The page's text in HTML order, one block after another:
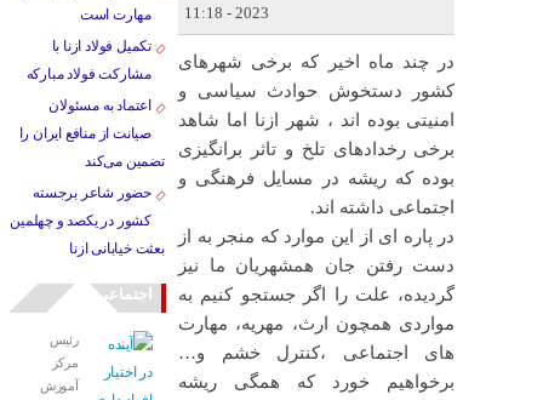
2023 - 11:18
در چند ماه اخیر که برخی شهرهای
کشور دستخوش حوادث سیاسی و
امنیتی بوده اند ، شهر ازنا اما شاهد
برخی رخدادهای تلخ و تاثر برانگیزی
بوده که ریشه در مسایل فرهنگی و
اجتماعی داشته اند.
در پاره ای از این موارد که منجر به از
دست رفتن جان همشهریان ما نیز
گردیده، علت را اگر جستجو کنیم به
مواردی همچون ارث، مهریه، مهارت
های اجتماعی ،کنترل خشم و…
برخواهیم خورد که همگی ریشه
مهارت است
تکمیل فولاد ازنا با
مشارکت فولاد مبارکه
اعتماد به مسئولان
صیانت از منافع ایران را
تضمین می‌کند
حضور شاعر برجسته
کشور در یکصد و چهلمین
بعثت خیابانی ازنا
اجتماعی
رئیس
مرکز
آموزش